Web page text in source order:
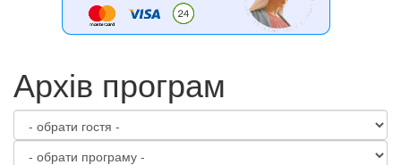
Архів програм